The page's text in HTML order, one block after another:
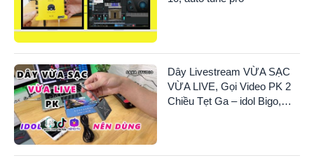
Dây Livestream VỪA SẠC
VỪA LIVE, Gọi Video PK 2
Chiều Tẹt Ga – idol Bigo,